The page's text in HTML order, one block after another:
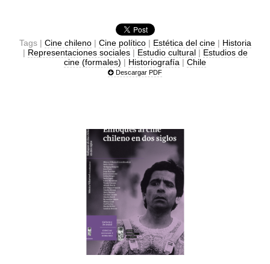
Tags | Cine chileno| Cine político| Estética del cine| Historia
| Representaciones sociales| Estudio cultural| Estudios de
cine (formales) | Historiografía | Chile
Descargar PDF